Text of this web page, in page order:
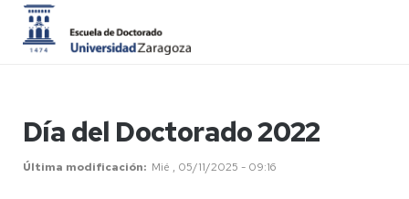
Día del Doctorado 2022
Última modificación Mié , 05/11/2025 - 09:16